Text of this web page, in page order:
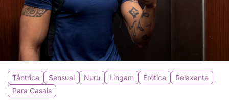
Tântrica Sensual Nuru Lingam Erótica
Relaxante
Para Casais